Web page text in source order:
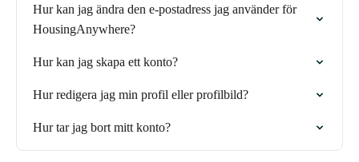
Hur kan jag ändra den e-postadress jag använder för
HousingAnywhere?
Hur kan jag skapa ett konto?
Hur redigera jag min profil eller profilbild?
Hur tar jag bort mitt konto?